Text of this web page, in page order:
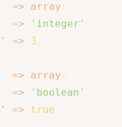
=> array
=> 'integer'
=> 3
=> array
=> 'boolean'
=> true